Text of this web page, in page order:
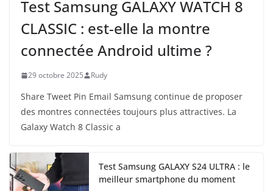
Test Samsung GALAXY WATCH 8
CLASSIC : est-elle la montre
connectée Android ultime ?
29 octobre 2025 Rudy
Share Tweet Pin Email Samsung continue de proposer
des montres connectées toujours plus attractives. La
Galaxy Watch 8 Classic a
Test Samsung GALAXY S24 ULTRA : le
meilleur smartphone du moment